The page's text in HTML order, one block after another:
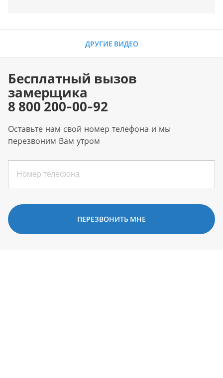
ДРУГИЕ ВИДЕО
Бесплатный вызов
замерщика
8 800 200-00-92
Оставьте нам свой номер телефона и мы
перезвоним Вам утром
ПЕРЕЗВОНИТЬ МНЕ